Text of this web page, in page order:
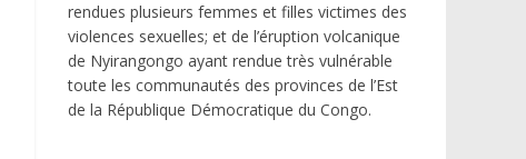
rendues plusieurs femmes et filles victimes des
violences sexuelles; et de l’éruption volcanique
de Nyirangongo ayant rendue très vulnérable
toute les communautés des provinces de l’Est
de la République Démocratique du Congo.